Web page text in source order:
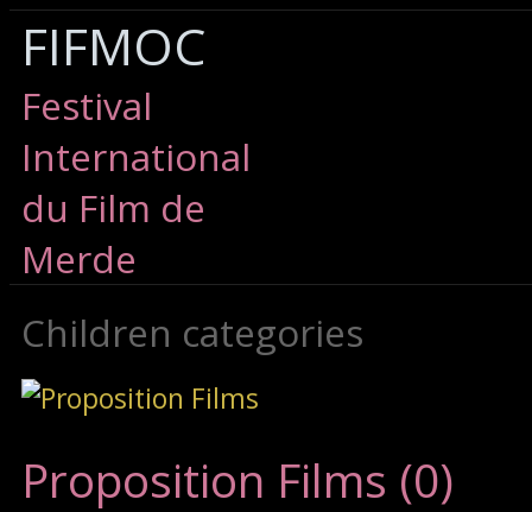
FIFMOC
Festival
International
du Film de
Merde
Children categories
Proposition Films (0)